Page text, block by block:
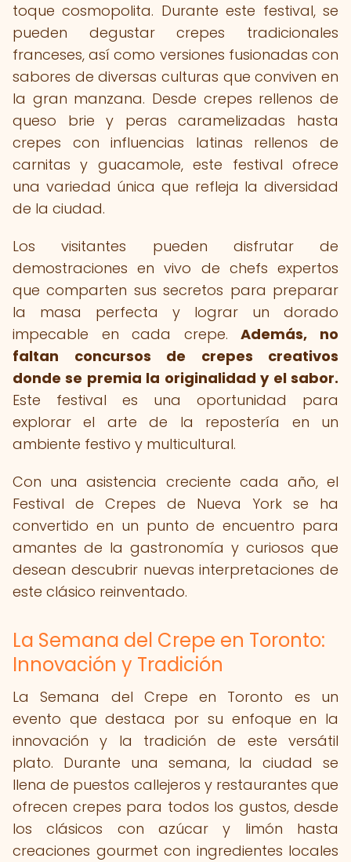
toque cosmopolita. Durante este festival, se
pueden degustar crepes tradicionales
franceses, así como versiones fusionadas con
sabores de diversas culturas que conviven en
la gran manzana. Desde crepes rellenos de
queso brie y peras caramelizadas hasta
crepes con influencias latinas rellenos de
carnitas y guacamole, este festival ofrece
una variedad única que refleja la diversidad
de la ciudad.
Los visitantes pueden disfrutar de
demostraciones en vivo de chefs expertos
que comparten sus secretos para preparar
la masa perfecta y lograr un dorado
impecable en cada crepe.Además, no
faltan concursos de crepes creativos
donde se premia la originalidad y el sabor.
Este festival es una oportunidad para
explorar el arte de la repostería en un
ambiente festivo y multicultural.
Con una asistencia creciente cada año, el
Festival de Crepes de Nueva York se ha
convertido en un punto de encuentro para
amantes de la gastronomía y curiosos que
desean descubrir nuevas interpretaciones de
este clásico reinventado.
La Semana del Crepe en Toronto:
Innovación y Tradición
La Semana del Crepe en Toronto es un
evento que destaca por su enfoque en la
innovación y la tradición de este versátil
plato. Durante una semana, la ciudad se
llena de puestos callejeros y restaurantes que
ofrecen crepes para todos los gustos, desde
los clásicos con azúcar y limón hasta
creaciones gourmet con ingredientes locales